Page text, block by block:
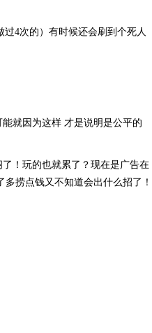
4次的）有时候还会刷到个死人
就因为这样 才是说明是公平的
！玩的也就累了？现在是广告在
捞点钱又不知道会出什么招了！